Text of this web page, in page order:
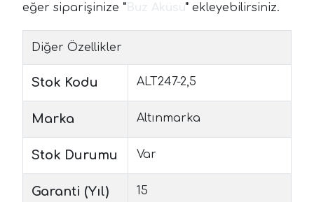
eğer siparişinize " " ekleyebilirsiniz.
Diğer Özellikler
Stok Kodu ALT247-2,5
Marka Altınmarka
Stok Durumu Var
Garanti (Yıl) 15